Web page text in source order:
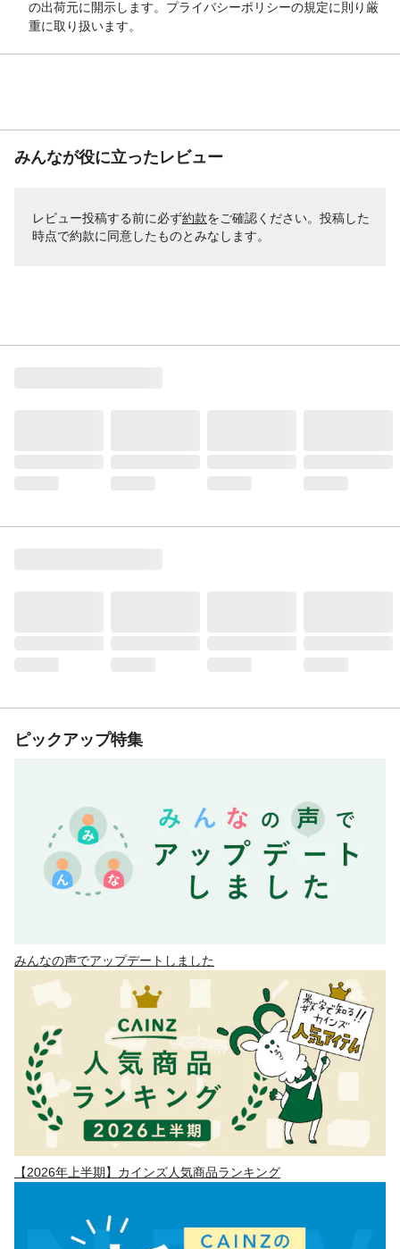
の出荷元に開示します。プライバシーポリシーの規定に則り厳
重に取り扱います。
みんなが役に立ったレビュー
レビュー投稿する前に必ず約款をご確認ください。投稿した
時点で約款に同意したものとみなします。
ピックアップ特集
みんなの声でアップデートしました
【2026年上半期】カインズ人気商品ランキング